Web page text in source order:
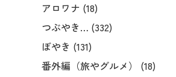
アロワナ (18)
つぶやき… (332)
ぼやき (131)
番外編（旅やグルメ） (18)